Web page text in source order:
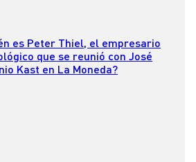
es Peter Thiel, el empresario
que se reunió con José
Kast en La Moneda?